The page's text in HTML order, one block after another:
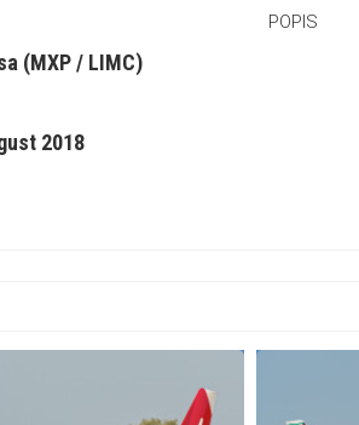
(MXP / LIMC)
2018
POPIS